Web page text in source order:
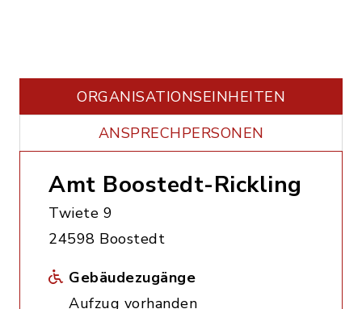
ORGANISATIONS­EINHEITEN
ANSPRECHPERSONEN
Amt Boostedt-Rickling
Twiete 9
24598 Boostedt
Gebäudezugänge
Aufzug vorhanden